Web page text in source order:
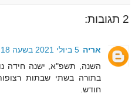
2 תגובות:
אריה 5 ביולי 2021 בשעה 4:18
השנה, תשפ"א, ישנה חידה
בתורה בשתי שבתות
חודש.